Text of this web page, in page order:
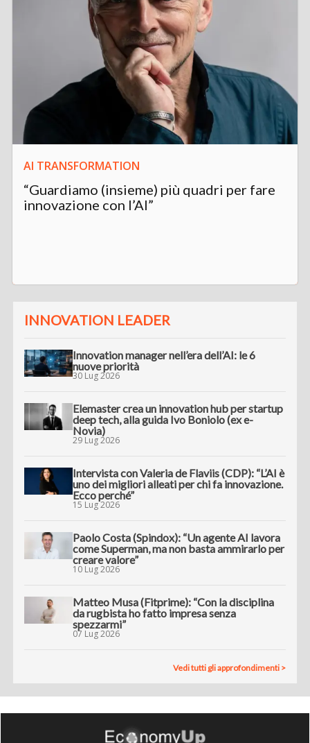
AI TRANSFORMATION
“Guardiamo (insieme) più quadri per fare
innovazione con l’AI”
INNOVATION LEADER
Innovation manager nell’era dell’AI: le 6
nuove priorità
30 Lug 2026
Elemaster crea un innovation hub per startup
deep tech, alla guida Ivo Boniolo (ex e-
Novia)
29 Lug 2026
Intervista con Valeria de Flaviis (CDP): “L’AI è
uno dei migliori alleati per chi fa innovazione.
Ecco perché”
15 Lug 2026
Paolo Costa (Spindox): “Un agente AI lavora
come Superman, ma non basta ammirarlo per
creare valore”
10 Lug 2026
Matteo Musa (Fitprime): “Con la disciplina
da rugbista ho fatto impresa senza
spezzarmi”
07 Lug 2026
Vedi tutti gli approfondimenti >